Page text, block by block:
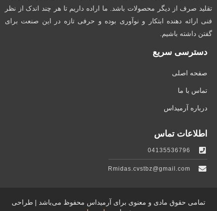
تقلید صرف از دیگر محصولات باشد. ما اراده داریم تا هر چند اندک از نظر
فنی ارائه دهنده ابتکار و نوآوری بوده و حرفی تازه در این صنعت برای
گفتن داشته باشیم.
دسترسی سریع
صفحه اصلی
تماس با ما
درباره آرمیداس
اطلاعات تماس
04135536796
Rmidas.cvstbz@gmail.com
تمامی حقوق مادی و معنوی برای آرمیداس محفوظ می‌باشد | طراحی